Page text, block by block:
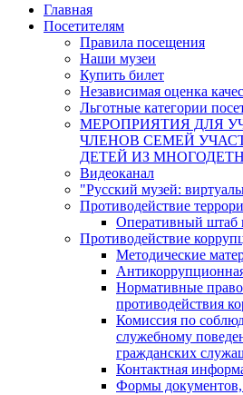
Главная
Посетителям
Правила посещения
Наши музеи
Купить билет
Независимая оценка
Льготные категории
МЕРОПРИЯТИЯ ДЛЯ
ЧЛЕНОВ СЕМЕЙ
ДЕТЕЙ ИЗ
Видеоканал
"Русский музей:
Противодействие
Оперативный штаб
Противодействие
Методические
Нормативные
противодействия
Комиссия по
служебному
гражданских
Контактная
Формы документов,